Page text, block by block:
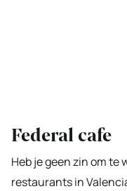
Federal cafe
Heb je geen zin om te
restaurants in